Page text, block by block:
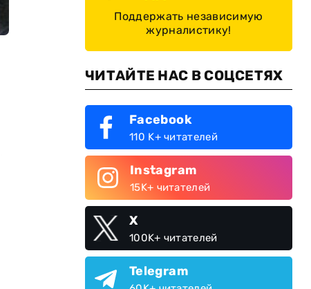
Поддержать независимую
журналистику!
ЧИТАЙТЕ НАС В СОЦСЕТЯХ
Facebook
110 K+ читателей
Instagram
15K+ читателей
X
100K+ читателей
Telegram